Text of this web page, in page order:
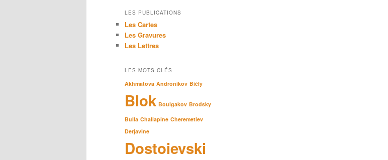
LES PUBLICATIONS
Les Cartes
Les Gravures
Les Lettres
LES MOTS CLÉS
Akhmatova Andronikov Biély
Blok Boulgakov Brodsky
Bulla Chaliapine Cheremetiev
Derjavine
Dostoievski